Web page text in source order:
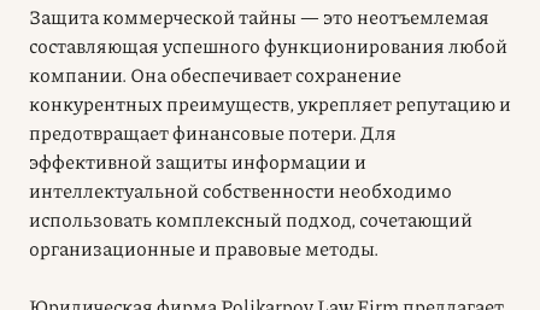
Защита коммерческой тайны — это неотъемлемая
составляющая успешного функционирования любой
компании. Она обеспечивает сохранение
конкурентных преимуществ, укрепляет репутацию и
предотвращает финансовые потери. Для
эффективной защиты информации и
интеллектуальной собственности необходимо
использовать комплексный подход, сочетающий
организационные и правовые методы.